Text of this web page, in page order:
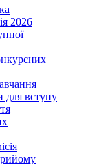
2026
для вступу